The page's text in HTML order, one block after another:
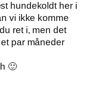
hundekoldt her i
vi ikke komme
ret i, men det
par måneder
🙂